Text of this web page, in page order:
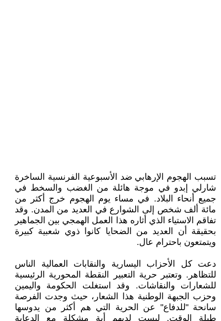
تسبب الهجوم الإرهابي ضد الأسبوعية الفرنسية الساخرة
شارلي إبدو في موجة هائلة من الغضب والسخط في
جميع أنحاء البلاد. في مساء يوم الهجوم خرج أكثر من
مائة ألف شخص إلى الشوارع في العديد من المدن. وقد
تفاقم الاستياء الذي أثاره هذا العمل الهمجي بين الجماهير
بحقيقة أن العديد من الضحايا كانوا ذوي شعبية كبيرة
ويتمتعون باحترام عال.
دعت كل الأحزاب اليسارية والنقابات العمالية الناس
للتظاهر. وتعتبر حرية التعبير النقطة المحورية الرئيسية
للشعارات والنقاشات. وقد استغلت الحكومة واليمين
وحزب الجبهة الوطنية هذا الشعار، حيث وجدت الفرصة
سانحة "للدفاع" عن الحرية التي هم أكثر من يدوسها
طيلة الوقت. ليست لديهم أية مشكلة مع الدعاية